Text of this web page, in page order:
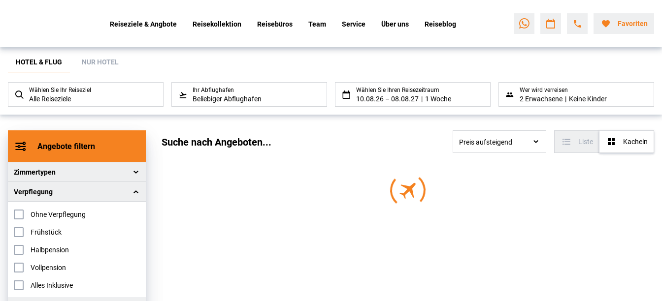
Reiseziele & Angbote Reisekollektion Reisebüros Team Service Über uns Reiseblog Favoriten
Suchlistenseite
HOTEL & FLUG NUR HOTEL
Wählen Sie Ihr Reiseziel
Alle Reiseziele
Ihr Abflughafen
Beliebiger Abflughafen
Wählen Sie Ihren Reisezeitraum
10.08.26 – 08.08.27 1 Woche
Wer wird verreisen
2 Erwachsene Keine Kinder
Angebote filtern
Zimmertypen
Verpflegung
Ohne Verpflegung
Frühstück
Halbpension
Vollpension
Alles Inklusive
Suchergebnisse
Suche nach Angeboten... Preis aufsteigend Liste Kacheln